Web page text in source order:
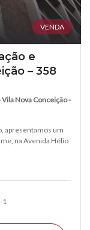
VENDA
e
– 358
Nova Conceição -
apresentamos um
na Avenida Hélio
1